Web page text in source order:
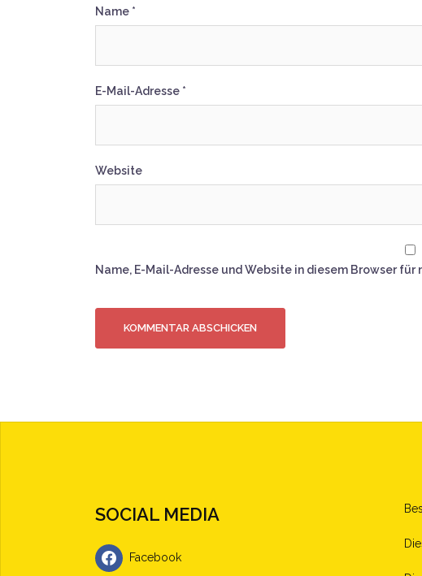
Name *
E-Mail-Adresse *
Website
Name, E-Mail-Adresse und Website in diesem Browser
SOCIAL MEDIA
Facebook